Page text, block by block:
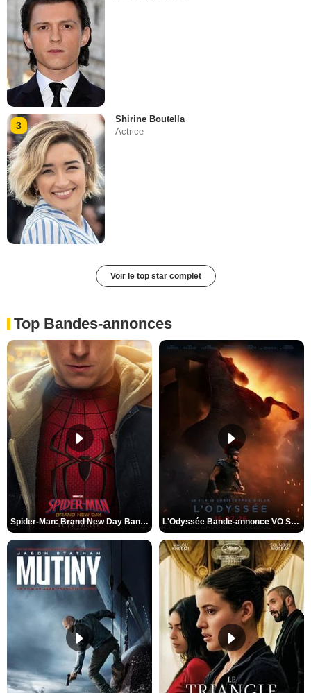
3
Shirine Boutella
Actrice
Voir le top star complet
Top Bandes-annonces
Spider-Man: Brand New Day Bande-annonce VO STFR L'Odyssée Bande-annonce VO STFR